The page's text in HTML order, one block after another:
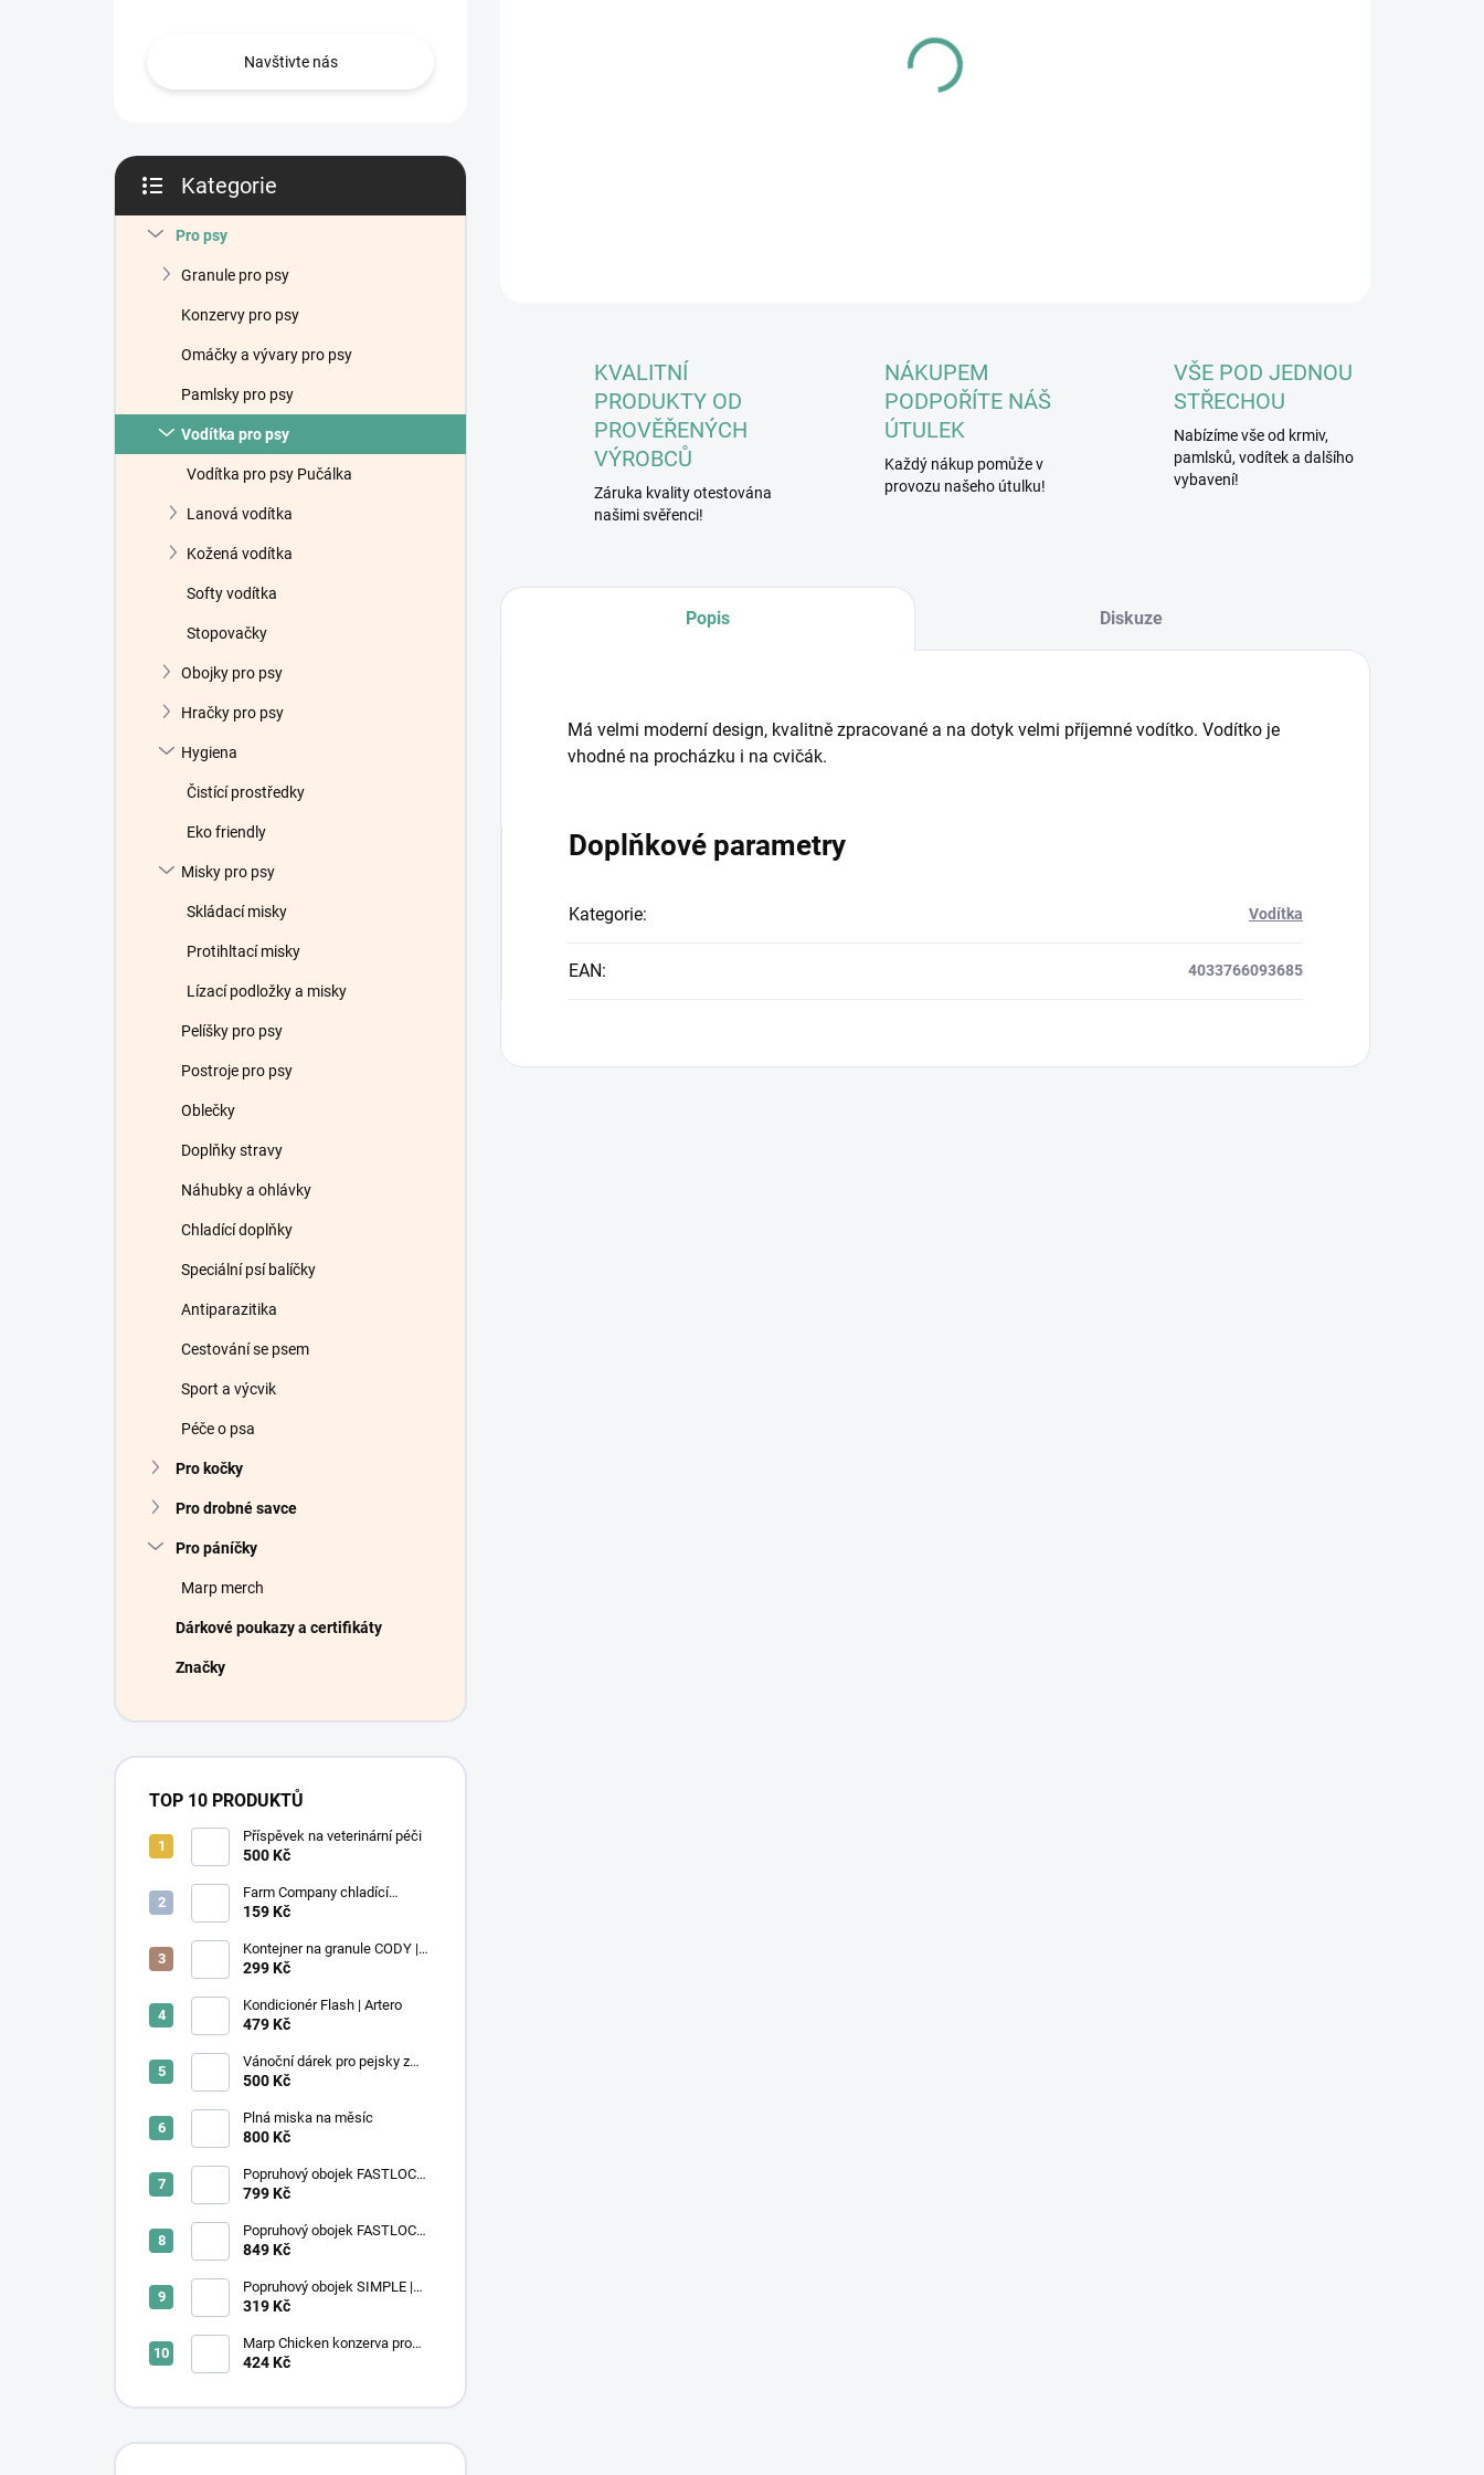
Navštivte nás
kategorie
Kategorie
Pro psy
Granule pro psy
Konzervy pro psy
Omáčky a vývary pro psy
Pamlsky pro psy
Vodítka pro psy
Vodítka pro psy Pučálka
Lanová vodítka
Kožená vodítka
Softy vodítka
Stopovačky
Obojky pro psy
Hračky pro psy
Hygiena
Čistící prostředky
Eko friendly
Misky pro psy
Skládací misky
Protihltací misky
Lízací podložky a misky
Pelíšky pro psy
Postroje pro psy
Oblečky
Doplňky stravy
Náhubky a ohlávky
Chladící doplňky
Speciální psí balíčky
Antiparazitika
Cestování se psem
Sport a výcvik
Péče o psa
Pro kočky
Pro drobné savce
Pro páníčky
Marp merch
Dárkové poukazy a certifikáty
Značky
TOP 10 PRODUKTŮ
Příspěvek na veterinární péči
500 Kč
Farm Company chladící
podložka Léto M 50x40 cm
159 Kč
Kontejner na granule CODY |
4,1L | Rotho
299 Kč
Kondicionér Flash | Artero
479 Kč
Vánoční dárek pro pejsky z
útulku
500 Kč
Plná miska na měsíc
800 Kč
Popruhový obojek FASTLOCK |
fialový
799 Kč
Popruhový obojek FASTLOCK
GRIP | černý
849 Kč
Popruhový obojek SIMPLE |
Ocean Wave
319 Kč
Marp Chicken konzerva pro
kočky s kuřecím 6x400g
424 Kč
KVALITNÍ
PRODUKTY OD
PROVĚŘENÝCH
VÝROBCŮ
Záruka kvality otestována
našimi svěřenci!
NÁKUPEM
PODPOŘÍTE NÁŠ
ÚTULEK
Každý nákup pomůže v
provozu našeho útulku!
VŠE POD JEDNOU
STŘECHOU
Nabízíme vše od krmiv,
pamlsků, vodítek a dalšího
vybavení!
Popis Diskuze
Má velmi moderní design, kvalitně zpracované a na dotyk velmi příjemné vodítko. Vodítko je
vhodné na procházku i na cvičák.
Doplňkové parametry
Kategorie: Vodítka
EAN: 4033766093685